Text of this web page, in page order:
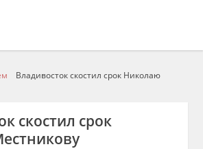
Владивосток скостил срок Николаю
скостил срок